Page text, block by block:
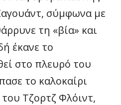
σύμφωνα με
τη «βία» και
έκανε το
στο πλευρό του
το καλοκαίρι
Τζορτζ Φλόιντ,